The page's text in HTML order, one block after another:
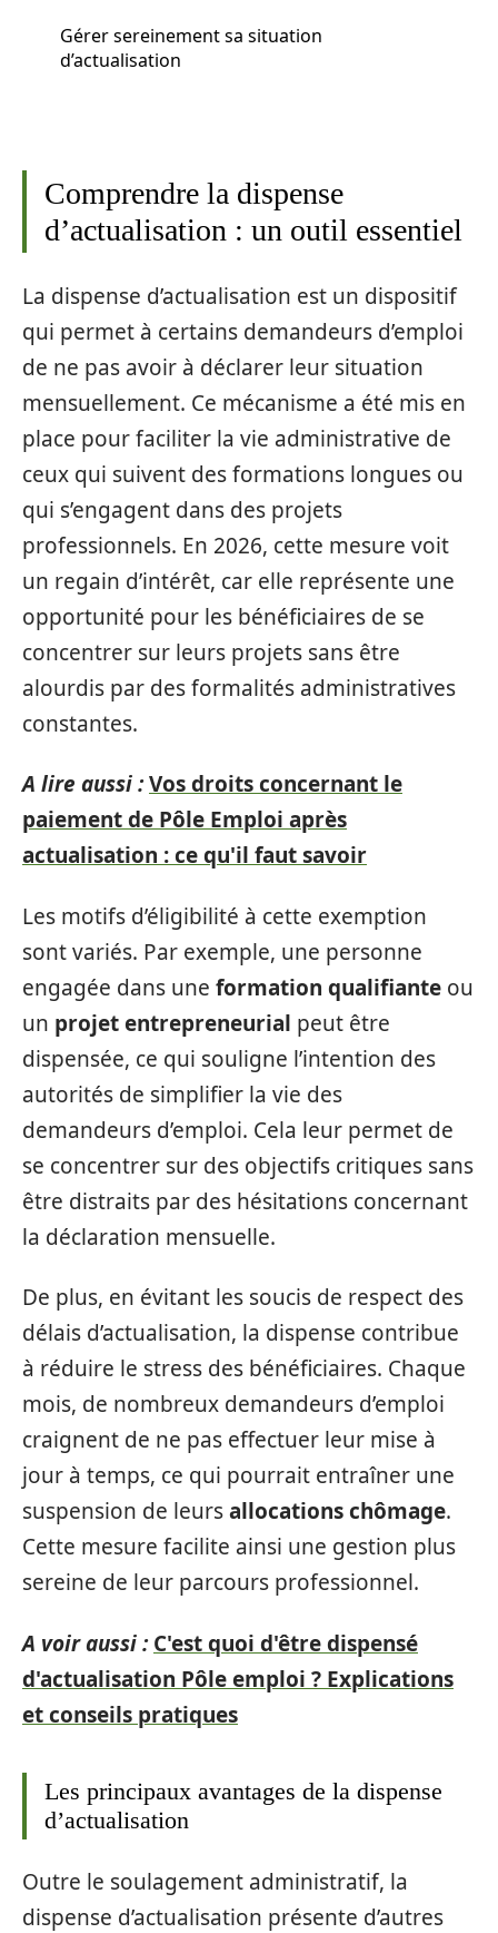
Gérer sereinement sa situation
d’actualisation
Comprendre la dispense
d’actualisation : un outil essentiel
La dispense d’actualisation est un dispositif
qui permet à certains demandeurs d’emploi
de ne pas avoir à déclarer leur situation
mensuellement. Ce mécanisme a été mis en
place pour faciliter la vie administrative de
ceux qui suivent des formations longues ou
qui s’engagent dans des projets
professionnels. En 2026, cette mesure voit
un regain d’intérêt, car elle représente une
opportunité pour les bénéficiaires de se
concentrer sur leurs projets sans être
alourdis par des formalités administratives
constantes.
A lire aussi :Vos droits concernant le
paiement de Pôle Emploi après
actualisation : ce qu'il faut savoir
Les motifs d’éligibilité à cette exemption
sont variés. Par exemple, une personne
engagée dans une formation qualifiante ou
un projet entrepreneurial peut être
dispensée, ce qui souligne l’intention des
autorités de simplifier la vie des
demandeurs d’emploi. Cela leur permet de
se concentrer sur des objectifs critiques sans
être distraits par des hésitations concernant
la déclaration mensuelle.
De plus, en évitant les soucis de respect des
délais d’actualisation, la dispense contribue
à réduire le stress des bénéficiaires. Chaque
mois, de nombreux demandeurs d’emploi
craignent de ne pas effectuer leur mise à
jour à temps, ce qui pourrait entraîner une
suspension de leursallocations chômage.
Cette mesure facilite ainsi une gestion plus
sereine de leur parcours professionnel.
A voir aussi : C'est quoi d'être dispensé
d'actualisation Pôle emploi ? Explications
et conseils pratiques
Les principaux avantages de la dispense
d’actualisation
Outre le soulagement administratif, la
dispense d’actualisation présente d’autres